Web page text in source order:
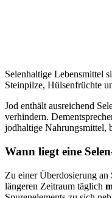
Selenhaltige Lebensmittel
Steinpilze, Hülsenfrüchte
Jod enthält ausreichend
verhindern.
jodhaltige Nahrungsmittel,
Wann liegt eine
Zu einer Überdosierung an
längeren Zeitraum täglich